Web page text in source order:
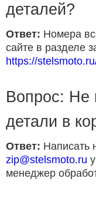
деталей?
Ответ: Номера
сайте в разделе
https://
Вопрос: Не
детали в
Ответ: Написать
zip@stelsmoto.ru
менеджер